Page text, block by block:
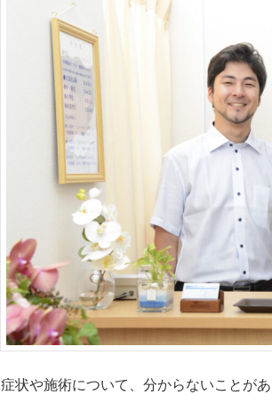
症状や施術について、分からないことが